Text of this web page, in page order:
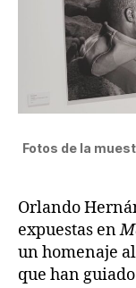
Fotos de la
Orlando
expuestas en
un homenaje
que han